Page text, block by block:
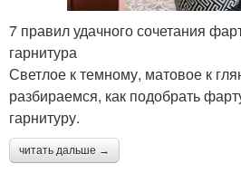
7 правил удачного сочетания
гарнитура
Светлое к темному, матовое к
разбираемся, как подобрать
гарнитуру.
читать дальше →